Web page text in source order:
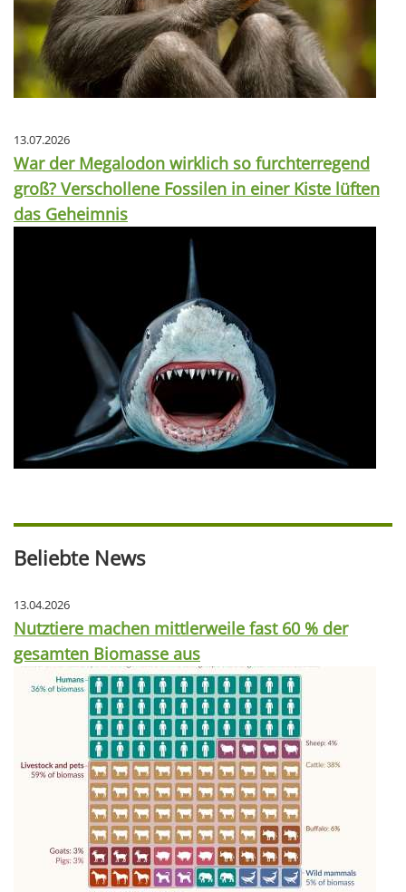
13.07.2026
War der Megalodon wirklich so furchterregend
groß? Verschollene Fossilen in einer Kiste lüften
das Geheimnis
Beliebte News
13.04.2026
Nutztiere machen mittlerweile fast 60 % der
gesamten Biomasse aus